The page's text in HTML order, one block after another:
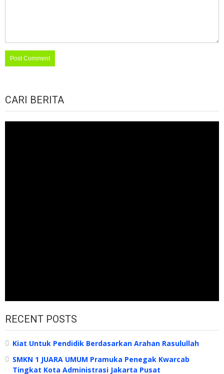
CARI BERITA
RECENT POSTS
Kiat Untuk Pendidik Berdasarkan Arahan Rasulullah
SMKN 1 JUARA UMUM Pramuka Penegak Kwarcab
Tingkat Kota Administrasi Jakarta Pusat